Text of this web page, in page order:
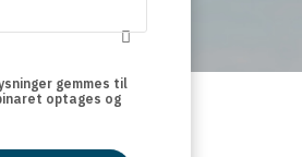
gemmes til
optages og